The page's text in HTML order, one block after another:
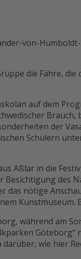
von-
die Fähre,
auf dem
der
Schülern
Aßlar in die
des
nötige
während am
wie hier